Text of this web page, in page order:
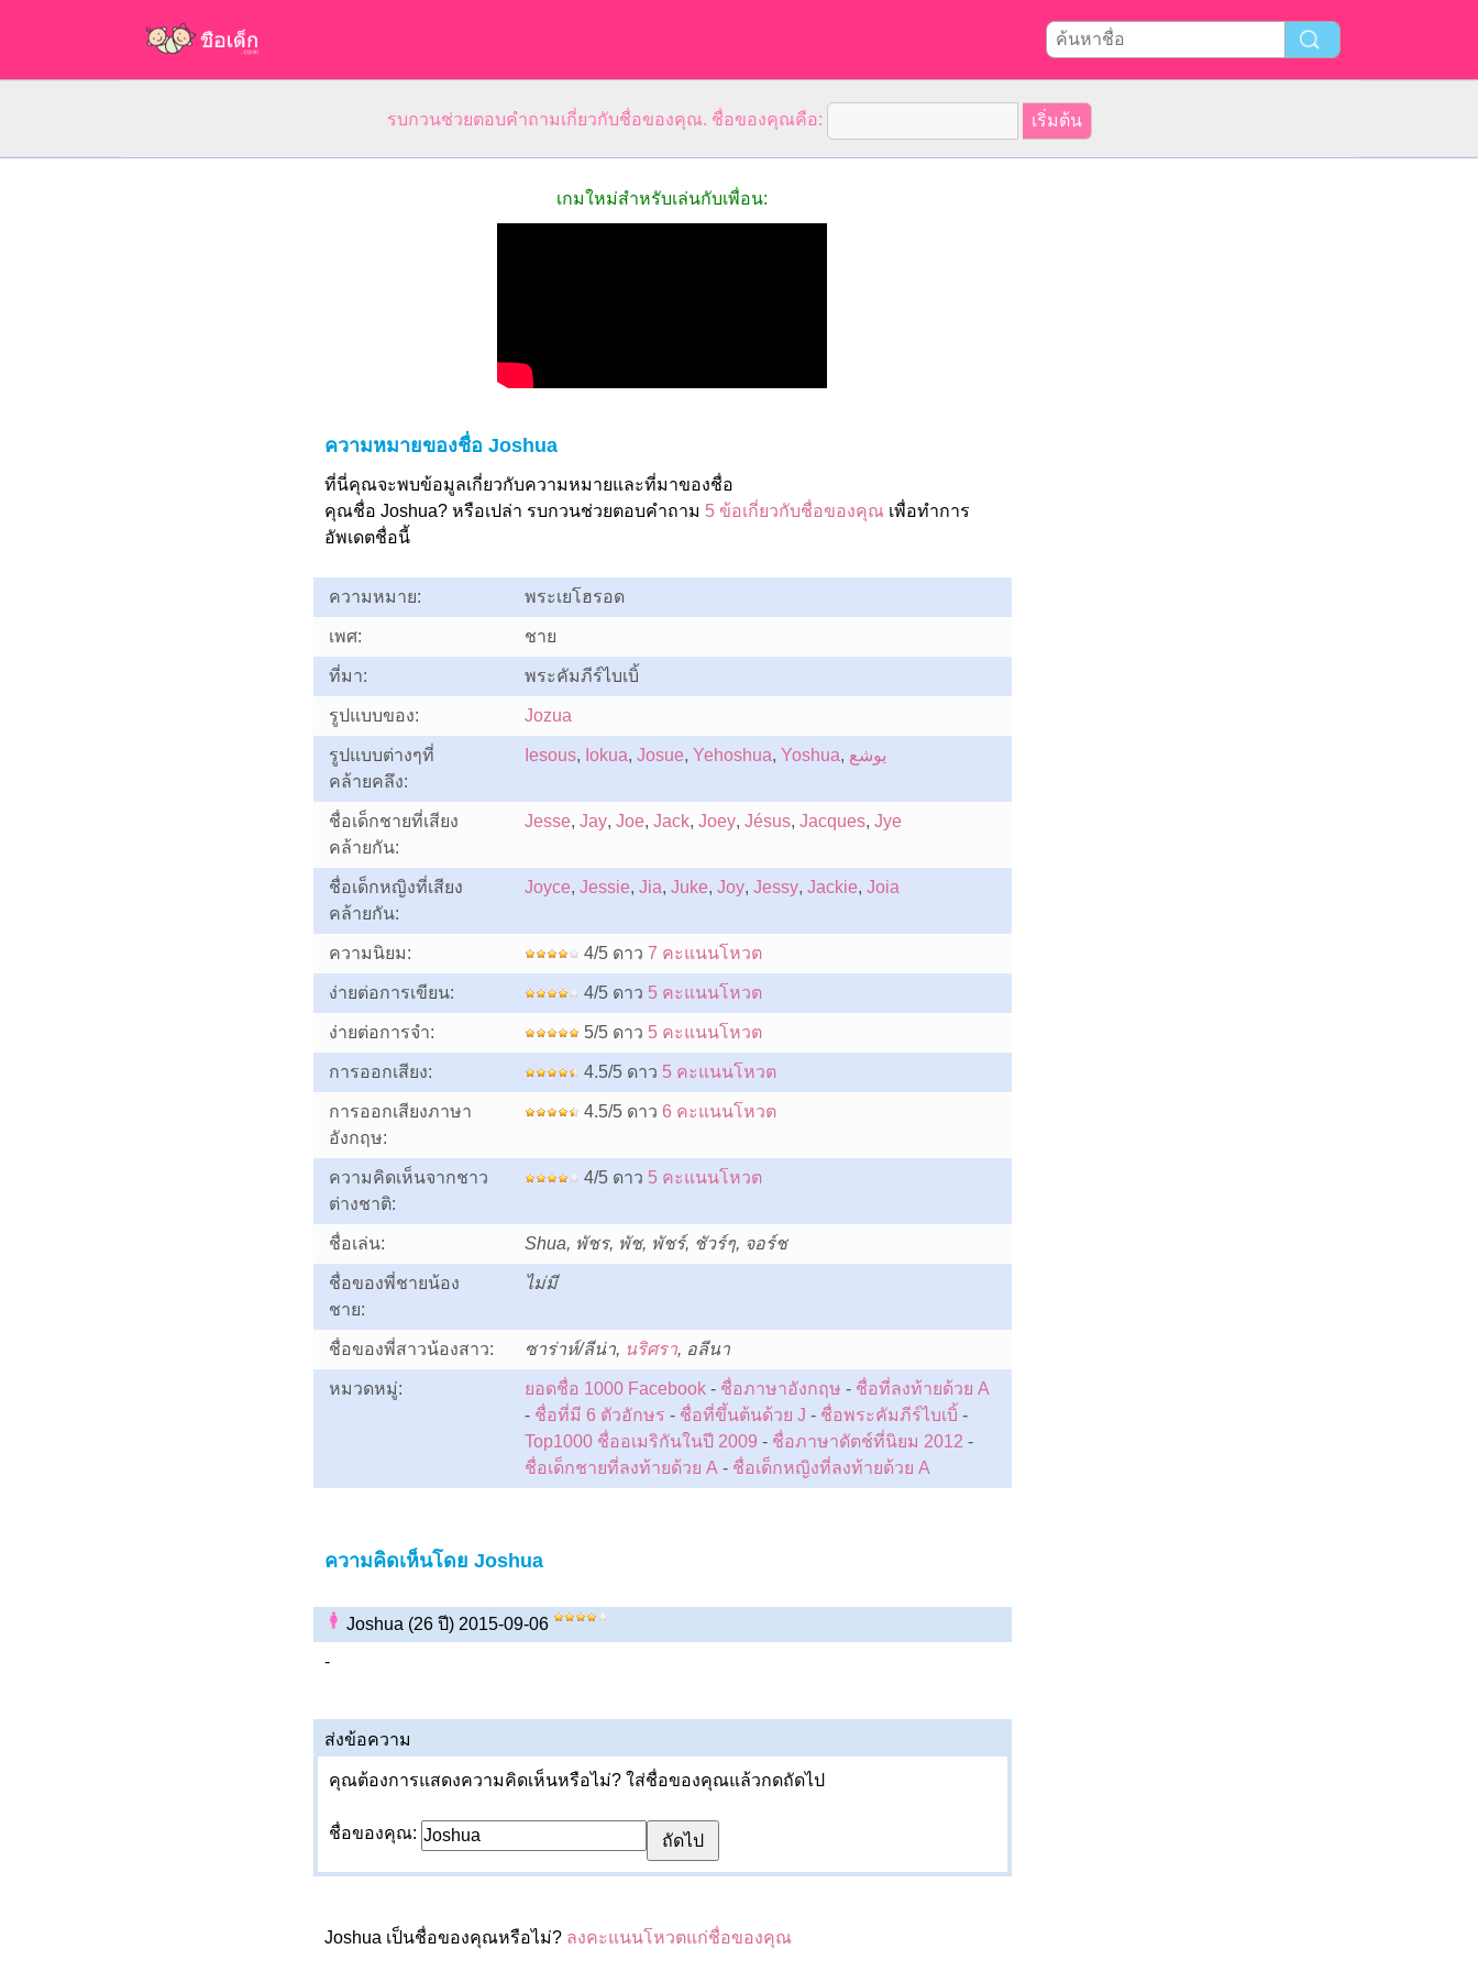
รบกวนช่วยตอบคำถามเกี่ยวกับชื่อของคุณ. ชื่อของคุณคือ:
เกมใหม่สำหรับเล่นกับเพื่อน:
ความหมายของชื่อ Joshua
ที่นี่คุณจะพบข้อมูลเกี่ยวกับความหมายและที่มาของชื่อ
คุณชื่อ Joshua? หรือเปล่า รบกวนช่วยตอบคำถาม 5 ข้อเกี่ยวกับชื่อของคุณเพื่อทำการ
อัพเดตชื่อนี้
ความหมาย: พระเยโฮรอด
เพศ: ชาย
ที่มา: พระคัมภีร์ไบเบิ้
รูปแบบของ: Jozua
รูปแบบต่างๆที่
คล้ายคลึง:
Iesous, Iokua, Josue, Yehoshua, Yoshua, يوشع
ชื่อเด็กชายที่เสียง
คล้ายกัน:
Jesse, Jay, Joe, Jack, Joey, Jésus, Jacques, Jye
ชื่อเด็กหญิงที่เสียง
คล้ายกัน:
Joyce, Jessie, Jia, Juke, Joy, Jessy, Jackie, Joia
ความนิยม: 4/5 ดาว 7 คะแนนโหวต
ง่ายต่อการเขียน: 4/5 ดาว 5 คะแนนโหวต
ง่ายต่อการจำ: 5/5 ดาว 5 คะแนนโหวต
การออกเสียง: 4.5/5 ดาว 5 คะแนนโหวต
การออกเสียงภาษา
อังกฤษ:
4.5/5 ดาว 6 คะแนนโหวต
ความคิดเห็นจากชาว
ต่างชาติ:
4/5 ดาว 5 คะแนนโหวต
ชื่อเล่น: Shua, พัชร, พัช, พัชร์, ชัวร์ๆ, จอร์ช
ชื่อของพี่ชายน้อง
ชาย:
ไม่มี
ชื่อของพี่สาวน้องสาว: ซาร่าห์/ลีน่า, นริศรา, อลีนา
หมวดหมู่: ยอดชื่อ 1000 Facebook- ชื่อภาษาอังกฤษ - ชื่อที่ลงท้ายด้วย A
- ชื่อที่มี 6 ตัวอักษร - ชื่อที่ขึ้นต้นด้วย J - ชื่อพระคัมภีร์ไบเบิ้ -
Top1000 ชื่ออเมริกันในปี 2009 - ชื่อภาษาดัตช์ที่นิยม 2012 -
ชื่อเด็กชายที่ลงท้ายด้วย A - ชื่อเด็กหญิงที่ลงท้ายด้วย A
ความคิดเห็นโดย Joshua
Joshua (26 ปี) 2015-09-06
-
ส่งข้อความ
คุณต้องการแสดงความคิดเห็นหรือไม่? ใส่ชื่อของคุณแล้วกดถัดไป
ชื่อของคุณ:
Joshua เป็นชื่อของคุณหรือไม่? ลงคะแนนโหวตแก่ชื่อของคุณ